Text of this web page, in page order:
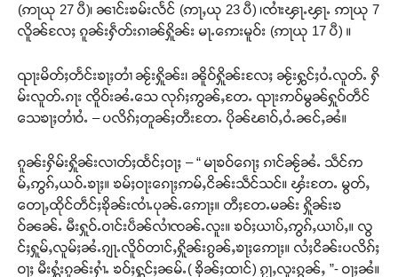
(ဢႃယု 27 ပီ)၊ ၼၢင်းၶမ်းလႅင် (ဢႃႇယု 23 ပီ) ၊ၸၢႆးၾႃႉၾႃႉ ဢႃယု 7
လိူၼ်လႄႈ ၵူၼ်းႁဵတ်းၵၢၼ်ႁိူၼ်း မႃႉဢေးမူဝ်း (ဢႃယု 17 ပီ) ။
ၺႃးမိတ်ႈတႅင်းၶႃႈတၢႆ ၼႂ်းႁိူၼ်း၊ ၼိူဝ်ႁိူၼ်းလႄႈ ၼႂ်းႁွင်ႈဝႆႉလူတ်ႉ ႁိ
မ်းလူတ်ႉၵႃး ၸိူဝ်းၼႆႉသေ လုၵ်ႈဢွၼ်ႇတႄႉ ၺႃးဢဝ်မွၼ်ႁူဝ်တဵင်
သေၶႃႈတၢႆဝႆႉ – ပလိၵ်ႈတူၼ်ႈတီးတႄႉ ပိုၼ်ၽၢဝ်ႇဝႆႉၼင်ႇၼႆ။
ၵူၼ်းႁိမ်းႁိူၼ်းလၢတ်ႈထႅင်ႈဝႃႈ – “ မႃၶဝ်ၵေႃႈ ၵၢင်ၼႂ်ၼႆႉ သဵင်ဢ
မ်ႇဢွၵ်ႇယဝ်ႉၶႃႈ။ ၶမ်ႈဝႃးၵေႃႈဢမ်ႇငိၼ်းသဵင်သင်။ ၾႆးတႄႉ မွတ်ႇ
တေႃႇထိုင်တဵင်ႈၶိုၼ်းၸၢႆႉပုၼ်ႉဢေႃႈ။ တီႈတႄႉမၼ်း ႁိူၼ်းၶ
ဝ်ၼၼ်ႉ မီးႁူဝ်ႉဝၢင်းပဵၼ်လၢႆၸၼ်ႉလူး။ ၶဝ်ႈယၢပ်ႇဢွၵ်ႇယၢပ်ႇ။ လွ
င်ႈႁူမ်ႇလူမ်ႈၼႆႉၵျႃႉလိူဝ်တၢင်ႇႁိူၼ်းၵွၼ်ႇၶႃႈဢေႃႈ။ လႆႈငိၼ်းပလိၵ်ႈ
ဝႃႈ မီးႁွႆးၵူၼ်းႁၢႆႉ ၶဝ်ႈႁွင်ႈၼမ်ႉ( ၶိုၼ်ႈထၢင်) ၵႂႃႇလူးၵွၼ်ႇ ”- ဝႃႈၼႆ။